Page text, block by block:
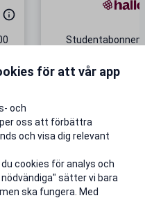
+ 20 GB
för att vår app
och
oss att förbättra
och visa dig relevant
cookies för analys och
sätter vi bara
ska fungera. Med